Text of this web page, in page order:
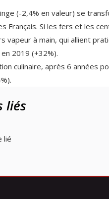
(-2,4% en valeur) se
Français. Si les fers et les
vapeur à main, qui allient
2019 (+32%).
culinaire, après 6 années
liés
lié